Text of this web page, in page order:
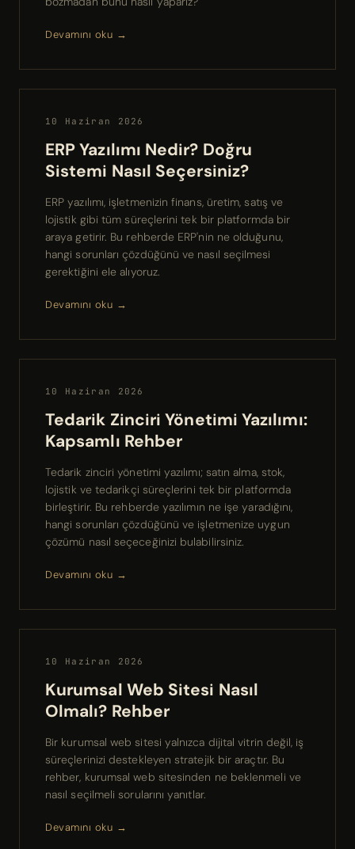
Devamını oku →
10 Haziran 2026
ERP Yazılımı Nedir? Doğru
Sistemi Nasıl Seçersiniz?
ERP yazılımı, işletmenizin finans, üretim, satış ve
lojistik gibi tüm süreçlerini tek bir platformda bir
araya getirir. Bu rehberde ERP'nin ne olduğunu,
hangi sorunları çözdüğünü ve nasıl seçilmesi
gerektiğini ele alıyoruz.
Devamını oku →
10 Haziran 2026
Tedarik Zinciri Yönetimi Yazılımı:
Kapsamlı Rehber
Tedarik zinciri yönetimi yazılımı; satın alma, stok,
lojistik ve tedarikçi süreçlerini tek bir platformda
birleştirir. Bu rehberde yazılımın ne işe yaradığını,
hangi sorunları çözdüğünü ve işletmenize uygun
çözümü nasıl seçeceğinizi bulabilirsiniz.
Devamını oku →
10 Haziran 2026
Kurumsal Web Sitesi Nasıl
Olmalı? Rehber
Bir kurumsal web sitesi yalnızca dijital vitrin değil, iş
süreçlerinizi destekleyen stratejik bir araçtır. Bu
rehber, kurumsal web sitesinden ne beklenmeli ve
nasıl seçilmeli sorularını yanıtlar.
Devamını oku →